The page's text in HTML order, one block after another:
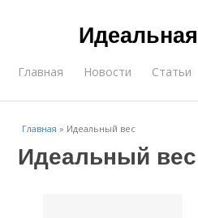
Главная Новости Статьи
Главная » Идеальный вес
Идеальный вес